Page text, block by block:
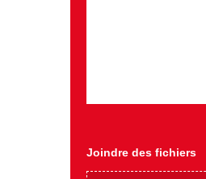
Joindre des fichiers